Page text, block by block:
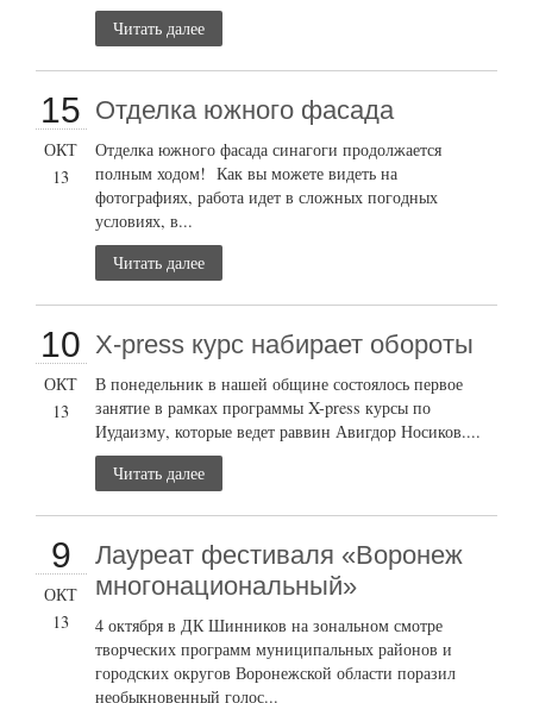
Читать далее
15
ОКТ
13
Отделка южного фасада
Отделка южного фасада синагоги продолжается
полным ходом! Как вы можете видеть на
фотографиях, работа идет в сложных погодных
условиях, в...
Читать далее
10
ОКТ
13
X-press курс набирает обороты
В понедельник в нашей общине состоялось первое
занятие в рамках программы X-press курсы по
Иудаизму, которые ведет раввин Авигдор Носиков....
Читать далее
9
ОКТ
13
Лауреат фестиваля «Воронеж
многонациональный»
4 октября в ДК Шинников на зональном смотре
творческих программ муниципальных районов и
городских округов Воронежской области поразил
необыкновенный голос...